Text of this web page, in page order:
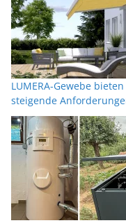
LUMERA-Gewebe
steigende